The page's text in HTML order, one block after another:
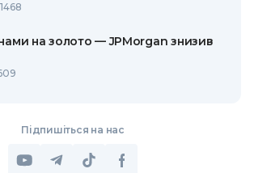
1468
на золото — JPMorgan знизив
Підпишіться на нас